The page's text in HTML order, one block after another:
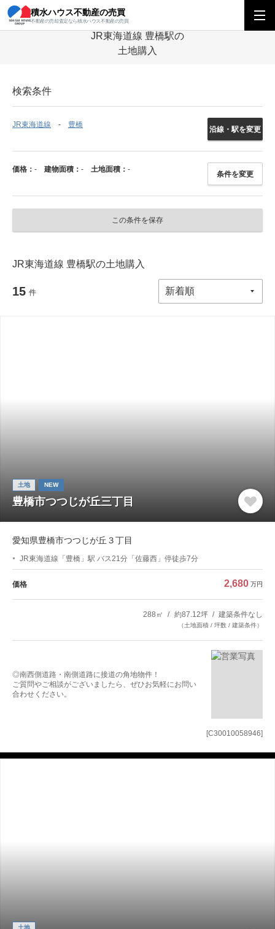
積水ハウス不動産の売買
不動産の売却査定なら積水ハウス不動産の売買
積水ハウス不動産の売買 中部エリア 豊
JR東海道線 豊橋駅の
土地購入
検索条件
JR東海道線 豊橋
沿線・駅を変更
価格： - 建物面積： - 土地面積： -
条件を変更
この条件を保存
JR東海道線 豊橋駅の土地購入
15 件
[C30010058946]
土地 NEW
豊橋市つつじが丘三丁目
愛知県豊橋市つつじが丘３丁目
JR東海道線「豊橋」駅 バス21分「佐藤西」停徒歩7分
価格 2,680 万円
288㎡ 約87.12坪 建築条件なし
（土地面積 / 坪数 / 建築条件）
◎南西側道路・南側道路に接道の角地物件！
ご質問やご相談がございましたら、ぜひお気軽にお問い
合わせください。
土地